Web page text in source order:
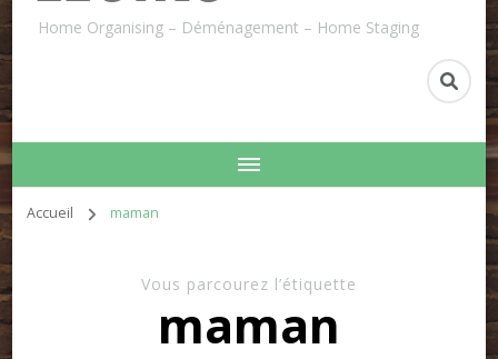
Home Organising – Déménagement – Home Staging
Accueil maman
Vous parcourez l’étiquette
maman